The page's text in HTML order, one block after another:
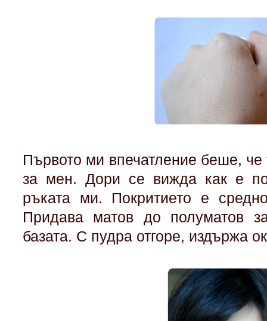
Първото ми впечатление беше, че
за мен. Дори се вижда как е
ръката ми. Покритието е
Придава матов до полуматов
базата. С пудра отгоре, издържа